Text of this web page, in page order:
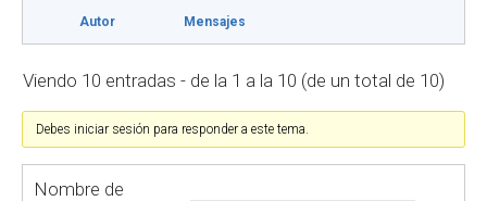
Autor Mensajes
Viendo 10 entradas - de la 1 a la 10 (de un total de 10)
Debes iniciar sesión para responder a este tema.
Nombre de